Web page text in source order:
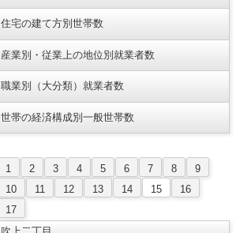
住宅の建て方別世帯数
産業別・従業上の地位別就業者数
職業別（大分類）就業者数
世帯の経済構成別一般世帯数
1 2 3 4 5 6 7 8
9
10
11 12 13 14 15
16
17